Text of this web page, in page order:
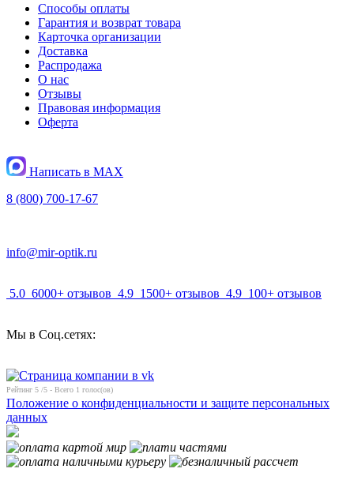
Способы оплаты
Гарантия и возврат товара
Карточка организации
Доставка
Распродажа
О нас
Отзывы
Правовая информация
Оферта
Написать в MAX
8 (800) 700-17-67
info@mir-optik.ru
5.0 6000+ отзывов 4.9 1500+ отзывов 4.9 100+ отзывов
Мы в Соц.сетях:
Рейтинг 5 /5 - Всего 1 голос(ов)
Положение о конфиденциальности и защите персональных
данных